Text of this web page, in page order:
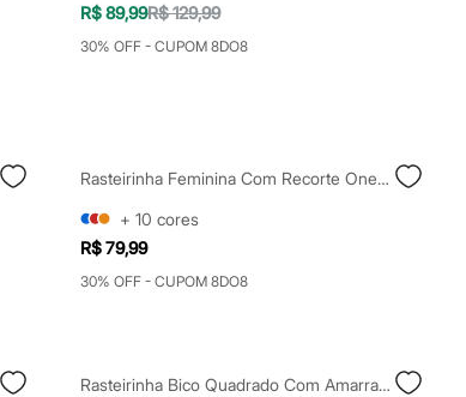
R$ 89,99R$ 129,99
30% OFF - CUPOM 8DO8
Rasteirinha Feminina Com Recorte Oneself Marrom
+ 10 cores
R$ 79,99
30% OFF - CUPOM 8DO8
Rasteirinha Bico Quadrado Com Amarração Mindset Marrom